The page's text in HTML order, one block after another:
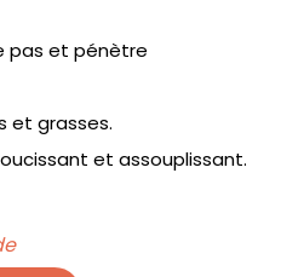
pas et pénètre
et grasses.
et assouplissant.